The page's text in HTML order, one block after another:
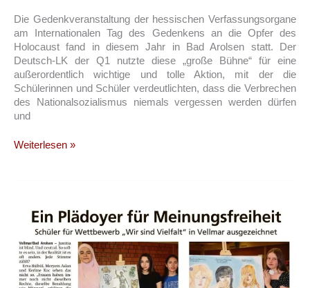
Die Gedenkveranstaltung der hessischen Verfassungsorgane
am Internationalen Tag des Gedenkens an die Opfer des
Holocaust fand in diesem Jahr in Bad Arolsen statt. Der
Deutsch-LK der Q1 nutzte diese „große Bühne“ für eine
außerordentlich wichtige und tolle Aktion, mit der die
Schülerinnen und Schüler verdeutlichten, dass die Verbrechen
des Nationalsozialismus niemals vergessen werden dürfen
und
Holocaust-
beteiligen
sich
mit
eigener
Weiterlesen »